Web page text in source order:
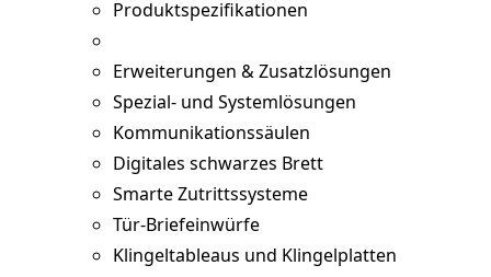
Produktspezifikationen
Erweiterungen & Zusatzlösungen
Spezial- und Systemlösungen
Kommunikationssäulen
Digitales schwarzes Brett
Smarte Zutrittssysteme
Tür-Briefeinwürfe
Klingeltableaus und Klingelplatten